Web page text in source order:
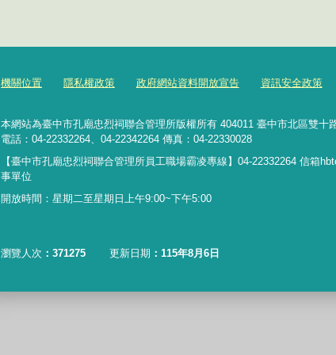
機關位置 隱私權政策 政府網站資料開放宣告 資訊安全政策
本網站為臺中市孔廟忠烈祠聯合管理所版權所有 404011 臺中市北區雙十
電話：04-22332264、04-22342264 傳真：04-22330028
【臺中市孔廟忠烈祠聯合管理所員工職場霸凌專線】 04-22332264 信箱
事單位
開放時間：星期二至星期日上午9:00~下午5:00
瀏覽人次 371275 更新日期 115年8月6日